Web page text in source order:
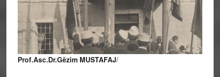
Prof.Asc.Dr.Gëzim MUSTAFAJ/